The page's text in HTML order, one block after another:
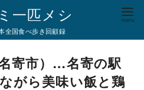
一匹メシ
全国食べ歩き回顧録
寄市）…名寄の駅
がら美味い飯と鶏